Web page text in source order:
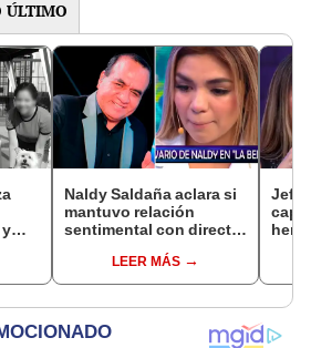
ÚLTIMO
y
en
Naldy Saldaña aclara si
mantuvo relación
sentimental con director
denunciarlo por
tocamientos: “Me
LEER MÁS